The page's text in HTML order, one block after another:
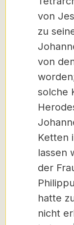
von
zu
von
solche
Ketten
lassen
der
hatte
nicht